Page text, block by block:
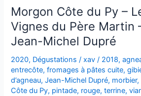
Morgon Côte du Py –
Vignes du Père Martin
Jean-Michel Dupré
2020, Dégustations /xav/ 2018,
entrecôte,fromages à pâtes cuite,
d’agneau,Jean-Michel Dupré, morbier,
Côte du Py, pintade, rouge,terrine,